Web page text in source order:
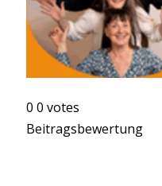
0 0 votes
Beitragsbewertung